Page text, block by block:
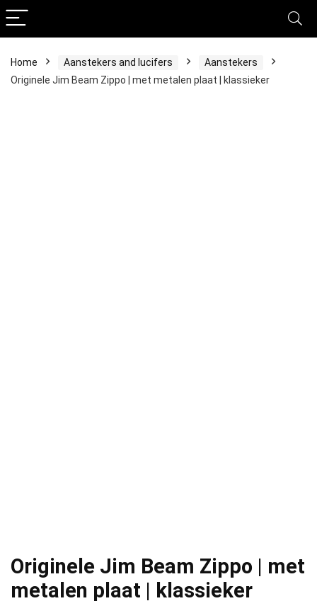
Home Aanstekers and lucifers
Aanstekers
Originele Jim Beam Zippo | met metalen plaat | klassieker
Originele Jim Beam Zippo | met
metalen plaat | klassieker